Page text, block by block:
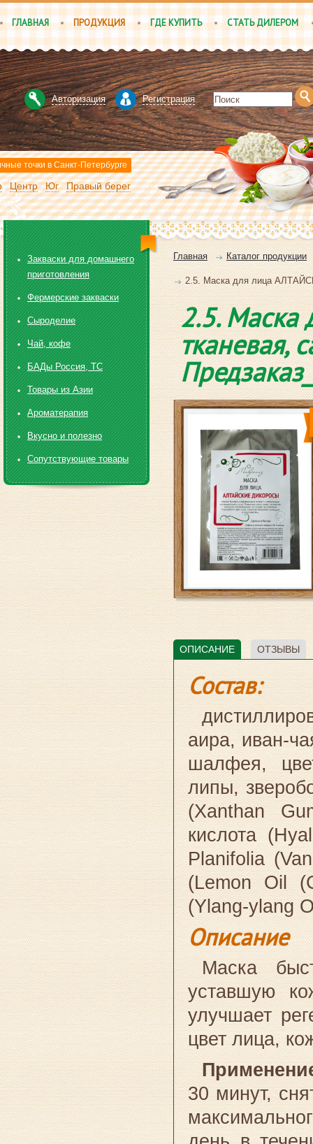
ГЛАВНАЯ ПРОДУКЦИЯ ГДЕ КУПИТЬ СТАТЬ ДИЛЕРОМ
Авторизация Регистрация
точки в Санкт-Петербурге
Центр Юг Правый берег
Главная Каталог продукции
2.5. Маска для лица
2.5.
тканевая,
ОПИСАНИЕ ОТЗЫВЫ
Состав:
аира, иван-
шалфея,
липы,
(Xanthan
кислота
Planifolia
(Lemon Oil
(Ylang-ylang
Описание
Маска
уставшую
улучшает
цвет лица,
30 минут,
Закваски для домашнего
приготовления
Фермерские закваски
Сыроделие
Чай, кофе
БАДы Россия, ТС
Товары из Азии
Ароматерапия
Вкусно и полезно
Сопутствующие товары